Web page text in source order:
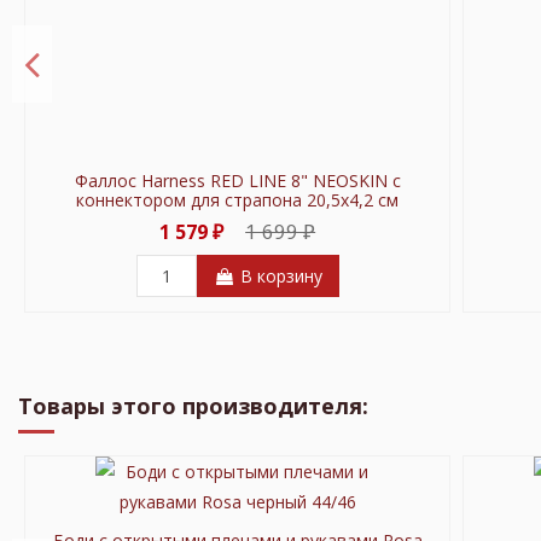
Фаллос Harness RED LINE 8" NEOSKIN с
коннектором для страпона 20,5х4,2 см
1 579 ₽ 1 699 ₽
В корзину
Товары этого производителя: